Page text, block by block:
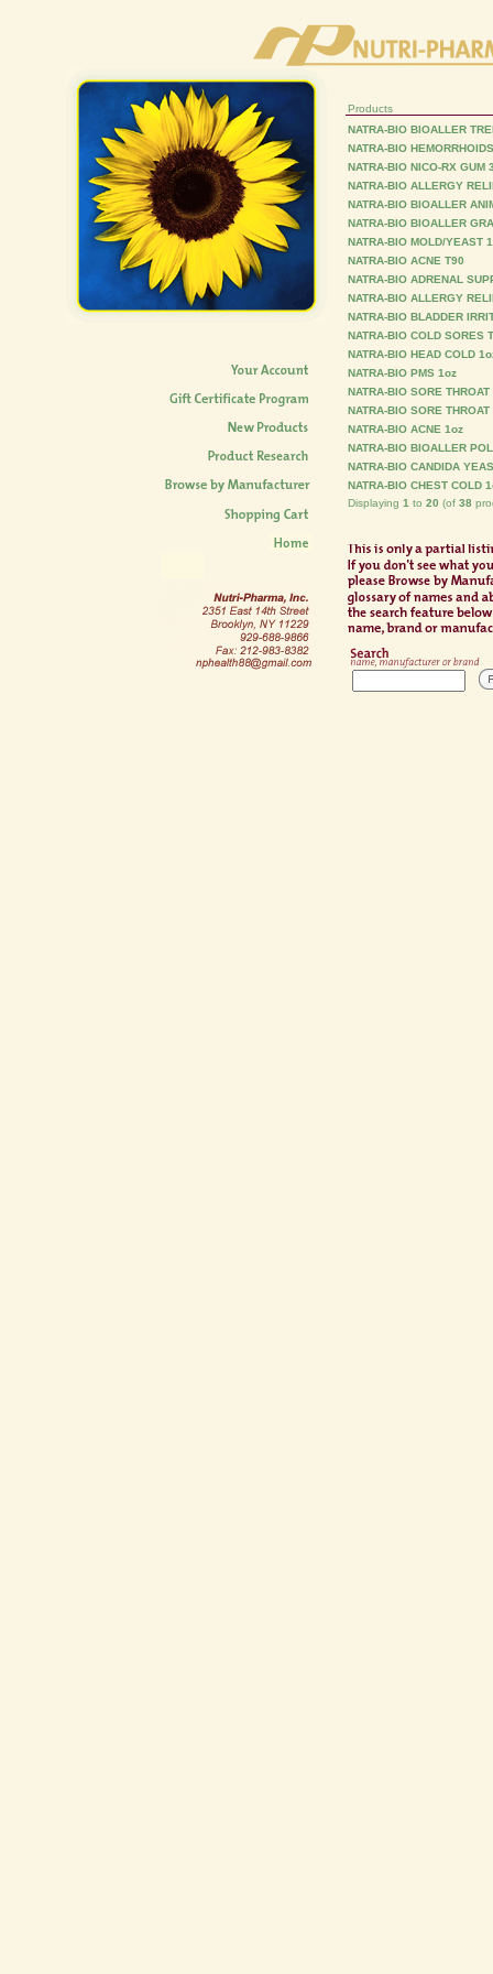
Products
NATRA-BIO BIOALLER
NATRA-BIO
NATRA-BIO NICO-RX GUM
NATRA-BIO ALLERGY
NATRA-BIO BIOALLER
NATRA-BIO BIOALLER
NATRA-BIO MOLD/YEAST
NATRA-BIO ACNE T90
NATRA-BIO ADRENAL
NATRA-BIO ALLERGY
NATRA-BIO BLADDER
NATRA-BIO COLD SORES
NATRA-BIO HEAD COLD
NATRA-BIO PMS 1oz
NATRA-BIO SORE THROAT
NATRA-BIO SORE THROAT
NATRA-BIO ACNE 1oz
NATRA-BIO BIOALLER
NATRA-BIO CANDIDA
NATRA-BIO CHEST COLD
Displaying 1 to 20 (of 38